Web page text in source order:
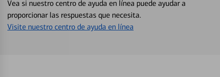
Vea si nuestro centro de ayuda en línea puede ayudar a
proporcionar las respuestas que necesita.
Visite nuestro centro de ayuda en línea